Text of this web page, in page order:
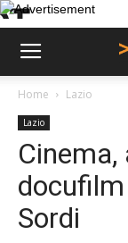
Home Lazio
Lazio
Cinema,
Sordi